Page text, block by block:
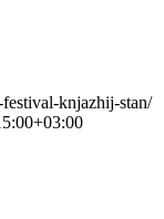
knjazhij-stan/